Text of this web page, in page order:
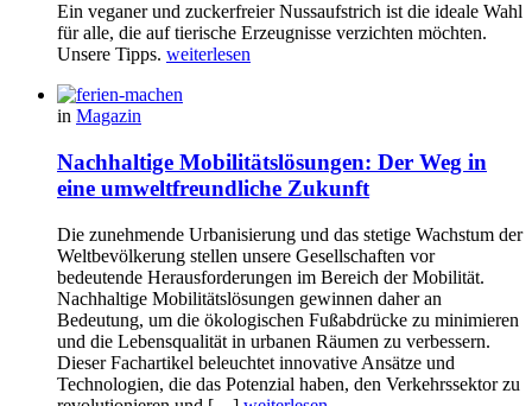
Ein veganer und zuckerfreier Nussaufstrich ist die ideale Wahl
für alle, die auf tierische Erzeugnisse verzichten möchten.
Unsere Tipps. weiterlesen
in Magazin
Nachhaltige Mobilitätslösungen: Der Weg in
eine umweltfreundliche Zukunft
Die zunehmende Urbanisierung und das stetige Wachstum der
Weltbevölkerung stellen unsere Gesellschaften vor
bedeutende Herausforderungen im Bereich der Mobilität.
Nachhaltige Mobilitätslösungen gewinnen daher an
Bedeutung, um die ökologischen Fußabdrücke zu minimieren
und die Lebensqualität in urbanen Räumen zu verbessern.
Dieser Fachartikel beleuchtet innovative Ansätze und
Technologien, die das Potenzial haben, den Verkehrssektor zu